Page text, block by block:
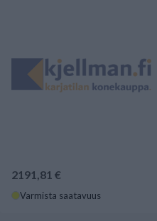
2191,81 €
Varmista saatavuus